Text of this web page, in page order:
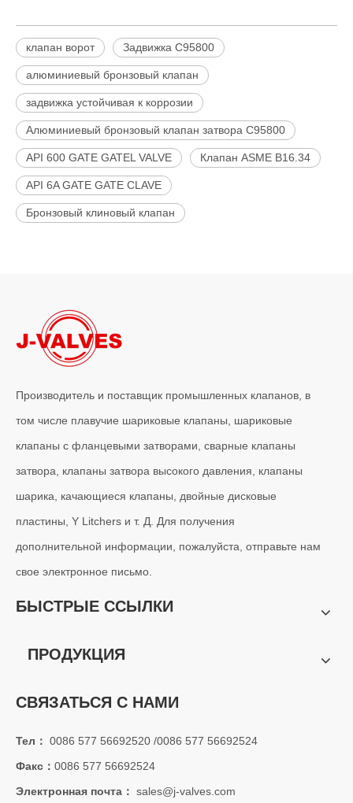
клапан ворот Задвижка C95800
алюминиевый бронзовый клапан
задвижка устойчивая к коррозии
Алюминиевый бронзовый клапан затвора C95800
API 600 GATE GATEL VALVE Клапан ASME B16.34
API 6A GATE GATE CLAVE
Бронзовый клиновый клапан
Производитель и поставщик промышленных клапанов, в
том числе плавучие шариковые клапаны, шариковые
клапаны с фланцевыми затворами, сварные клапаны
затвора, клапаны затвора высокого давления, клапаны
шарика, качающиеся клапаны, двойные дисковые
пластины, Y Litchers и т. Д. Для получения
дополнительной информации, пожалуйста, отправьте нам
свое электронное письмо.
БЫСТРЫЕ ССЫЛКИ
ПРОДУКЦИЯ
СВЯЗАТЬСЯ С НАМИ
Тел： 0086 577 56692520 /0086 577 56692524
Факс： 0086 577 56692524
Электронная почта： sales@j-valves.com